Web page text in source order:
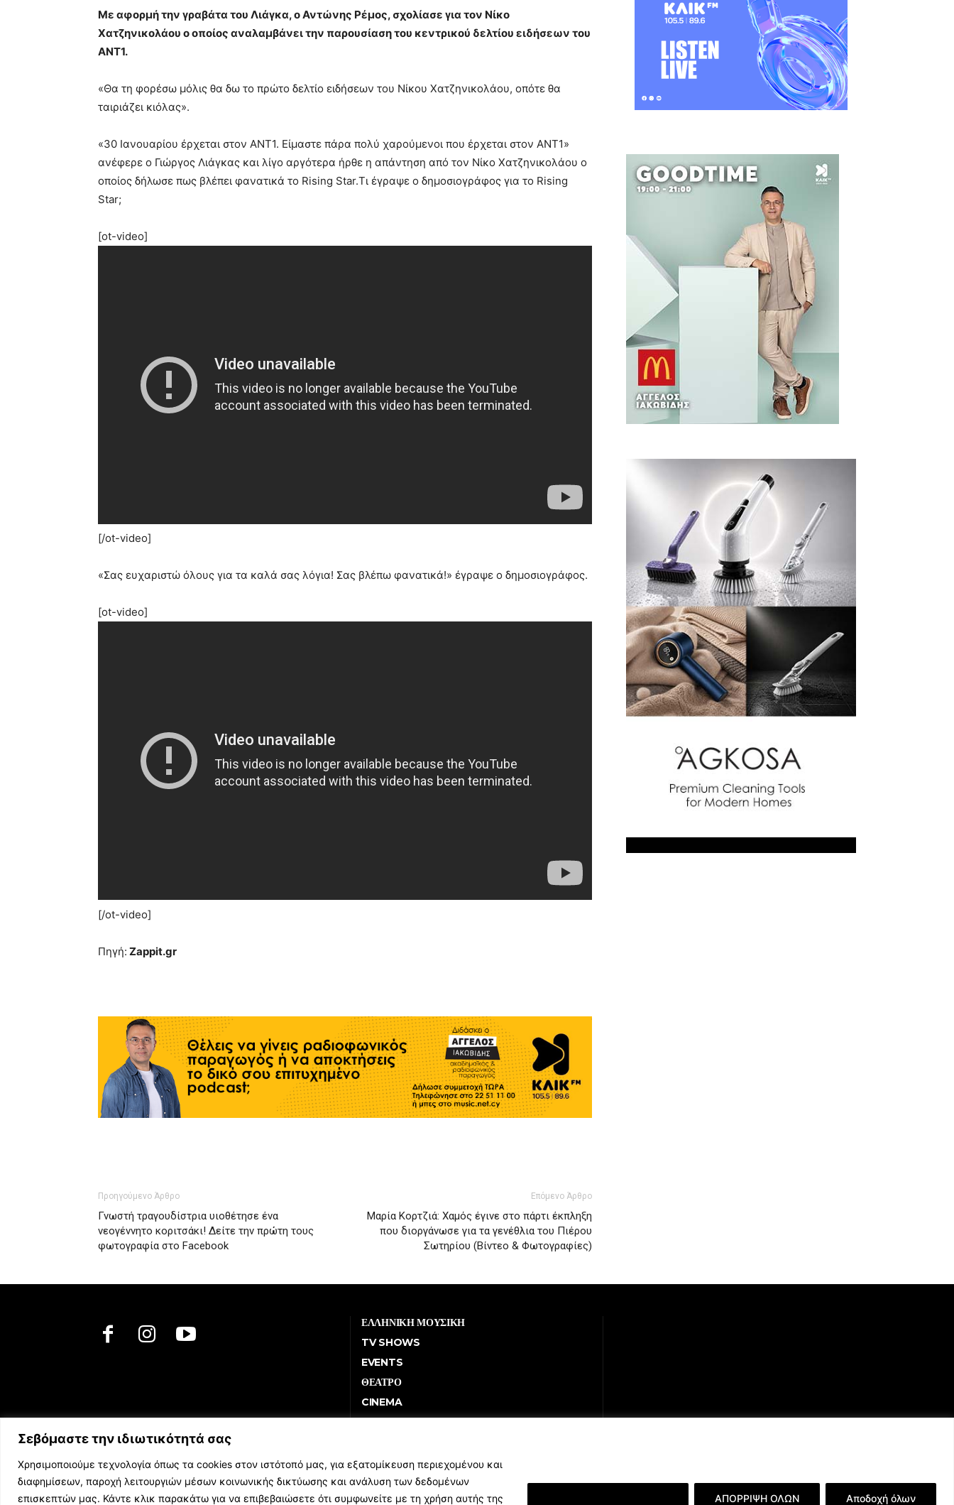
Σεβόμαστε την ιδιωτικότητά σας
Χρησιμοποιούμε τεχνολογία όπως τα cookies στον ιστότοπό μας, για εξατομίκευση περιεχομένου και
διαφημίσεων, παροχή λειτουργιών μέσων κοινωνικής δικτύωσης και ανάλυση των δεδομένων
επισκεπτών μας. Κάντε κλικ παρακάτω για να επιβεβαιώσετε ότι συμφωνείτε με τη χρήση αυτής της
ΑΠΟΡΡΙΨΗ ΟΛΩΝ Αποδοχή όλων
Με αφορμή την γραβάτα του Λιάγκα, ο Αντώνης Ρέμος, σχολίασε για τον Νίκο
Χατζηνικολάου ο οποίος αναλαμβάνει την παρουσίαση του κεντρικού δελτίου ειδήσεων του
ΑΝΤ1.
«Θα τη φορέσω μόλις θα δω το πρώτο δελτίο ειδήσεων του Νίκου Χατζηνικολάου, οπότε θα
ταιριάζει κιόλας».
«30 Ιανουαρίου έρχεται στον ΑΝΤ1. Είμαστε πάρα πολύ χαρούμενοι που έρχεται στον ΑΝΤ1»
ανέφερε ο Γιώργος Λιάγκας και λίγο αργότερα ήρθε η απάντηση από τον Νίκο Χατζηνικολάου ο
οποίος δήλωσε πως βλέπει φανατικά το Rising Star.Τι έγραψε ο δημοσιογράφος για το Rising
Star;
[ot-video]
[/ot-video]
«Σας ευχαριστώ όλους για τα καλά σας λόγια! Σας βλέπω φανατικά!» έγραψε ο δημοσιογράφος.
[ot-video]
[/ot-video]
Πηγή: Zappit.gr
Προηγούμενο Άρθρο
Γνωστή τραγουδίστρια υιοθέτησε ένα
νεογέννητο κοριτσάκι! Δείτε την πρώτη τους
φωτογραφία στο Facebook
Επόμενο Άρθρο
Μαρία Κορτζιά: Χαμός έγινε στο πάρτι έκπληξη
που διοργάνωσε για τα γενέθλια του Πιέρου
Σωτηρίου (Βίντεο & Φωτογραφίες)
ΕΛΛΗΝΙΚΗ ΜΟΥΣΙΚΗ
TV SHOWS
EVENTS
ΘΕΑΤΡΟ
CINEMA
ΔΙΑΓΩΝΙΣΜΟΙ
BRANDS
ΣΥΝΕΝΤΕΥΞΕΙΣ